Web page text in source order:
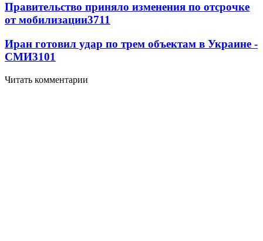
Правительство приняло изменения по отсрочке
от мобилизации3711
Иран готовил удар по трем объектам в Украине -
СМИ3101
Читать комментарии